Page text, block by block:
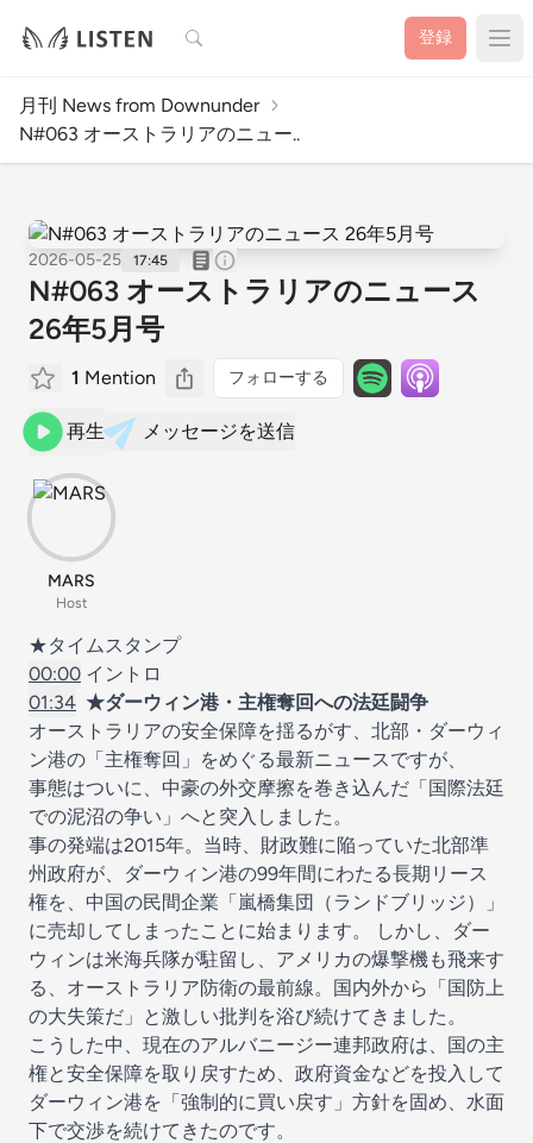
検索 登録
月刊 News from Downunder
N#063 オーストラリアのニュー..
2026-05-25 17:45
N#063 オーストラリアのニュース
26年5月号
1 Mention フォローする
再生 メッセージを送信
MARS
Host
★タイムスタンプ
00:00 イントロ
01:34 ★ダーウィン港・主権奪回への法廷闘争
オーストラリアの安全保障を揺るがす、北部・ダーウィ
ン港の「主権奪回」をめぐる最新ニュースですが、
事態はついに、中豪の外交摩擦を巻き込んだ「国際法廷
での泥沼の争い」へと突入しました。
事の発端は2015年。当時、財政難に陥っていた北部準
州政府が、ダーウィン港の99年間にわたる長期リース
権を、中国の民間企業「嵐橋集団（ランドブリッジ）」
に売却してしまったことに始まります。 しかし、ダー
ウィンは米海兵隊が駐留し、アメリカの爆撃機も飛来す
る、オーストラリア防衛の最前線。国内外から「国防上
の大失策だ」と激しい批判を浴び続けてきました。
こうした中、現在のアルバニージー連邦政府は、国の主
権と安全保障を取り戻すため、政府資金などを投入して
ダーウィン港を「強制的に買い戻す」方針を固め、水面
下で交渉を続けてきたのです。